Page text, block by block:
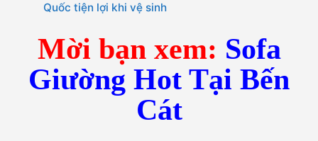
Quốc tiện lợi khi vệ sinh
Mời bạn xem: Sofa
Giường Hot Tại Bến
Cát